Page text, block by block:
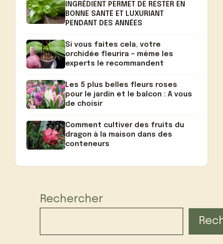
INGRÉDIENT PERMET DE RESTER EN
BONNE SANTÉ ET LUXURIANT
PENDANT DES ANNÉES
Si vous faites cela, votre
orchidée fleurira – même les
experts le recommandent
Les 5 plus belles fleurs roses
pour le jardin et le balcon : A vous
de choisir
Comment cultiver des fruits du
dragon à la maison dans des
conteneurs
Rechercher